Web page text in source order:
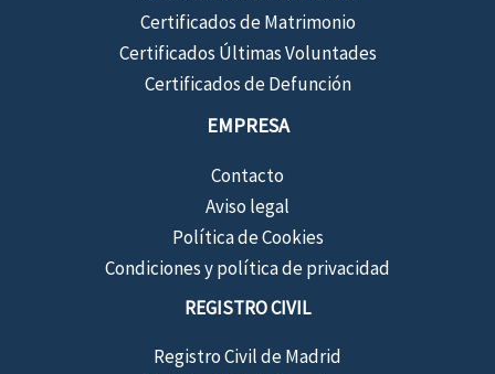
Certificados de Matrimonio
Certificados Últimas Voluntades
Certificados de Defunción
EMPRESA
Contacto
Aviso legal
Política de Cookies
Condiciones y política de privacidad
REGISTRO CIVIL
Registro Civil de Madrid